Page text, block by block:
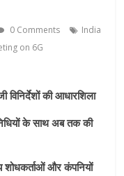
0 Comments
India
on 6G
विनिर्देशों की आधारशिला
के साथ अब तक की
शोधकर्ताओं और कंपनियों